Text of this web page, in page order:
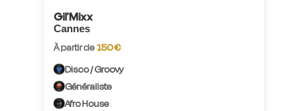
Gil'Mixx
Cannes
À partir de 150 €
Disco / Groovy
Généraliste
Afro House